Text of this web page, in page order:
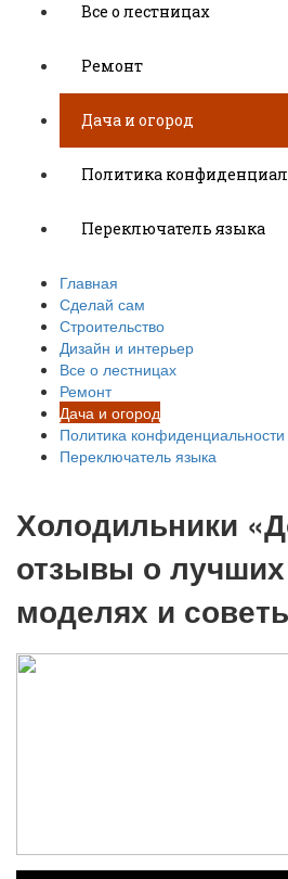
Все о лестницах
Ремонт
Дача и огород
Политика
Переключатель языка
Главная
Сделай сам
Строительство
Дизайн и интерьер
Все о лестницах
Ремонт
Дача и огород
Политика конфиденциальности
Переключатель языка
Холодильники
отзывы о лучших
моделях и